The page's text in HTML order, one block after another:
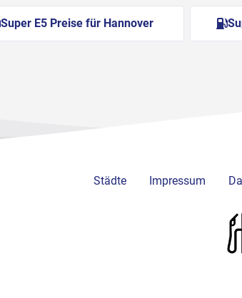
Super E5 Preise für Hannover
Städte Impressum